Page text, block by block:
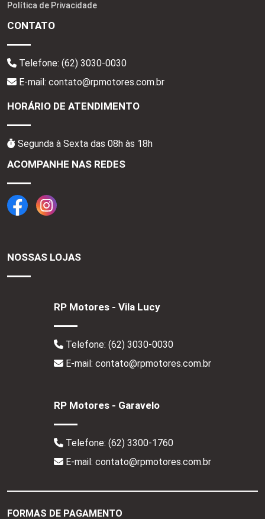
Política de Privacidade
CONTATO
Telefone: (62) 3030-0030
E-mail: contato@rpmotores.com.br
HORÁRIO DE ATENDIMENTO
Segunda à Sexta das 08h às 18h
ACOMPANHE NAS REDES
NOSSAS LOJAS
RP Motores - Vila Lucy
Telefone: (62) 3030-0030
E-mail: contato@rpmotores.com.br
RP Motores - Garavelo
Telefone: (62) 3300-1760
E-mail: contato@rpmotores.com.br
FORMAS DE PAGAMENTO